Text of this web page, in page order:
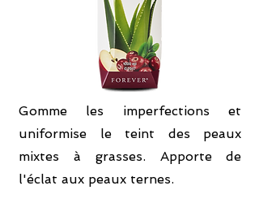
Gomme les imperfections et
uniformise le teint des peaux
mixtes à grasses. Apporte de
l'éclat aux peaux ternes.